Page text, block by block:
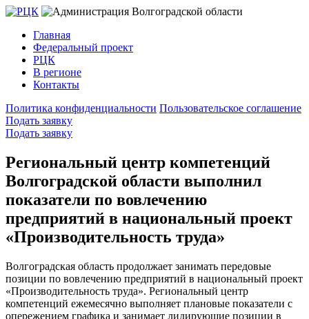
Главная
Федеральный проект
РЦК
В регионе
Контакты
Политика конфиденциальности Пользовательское соглашение
Подать заявку
Подать заявку
Региональный центр компетенций
Волгоградской области выполнил
показатели по вовлечению
предприятий в национальный проект
«Производительность труда»
Волгоградская область продолжает занимать передовые
позиции по вовлечению предприятий в национальный проект
«Производительность труда». Региональный центр
компетенций ежемесячно выполняет плановые показатели с
опережением графика и занимает лидирующие позиции в